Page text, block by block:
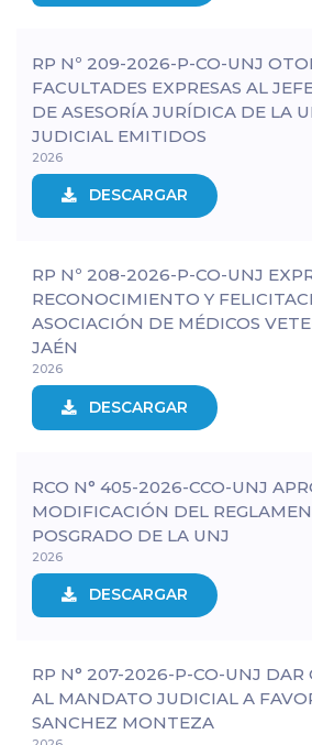
RP Nº 209-2026-P-CO-UNJ
FACULTADES EXPRESAS AL
DE ASESORÍA JURÍDICA DE LA
JUDICIAL EMITIDOS
2026
DESCARGAR
RP Nº 208-2026-P-CO-UNJ
RECONOCIMIENTO Y
ASOCIACIÓN DE MÉDICOS
JAÉN
2026
DESCARGAR
RCO N° 405-2026-CCO-UNJ
MODIFICACIÓN DEL
POSGRADO DE LA UNJ
2026
DESCARGAR
RP N° 207-2026-P-CO-UNJ
AL MANDATO JUDICIAL A
SANCHEZ MONTEZA